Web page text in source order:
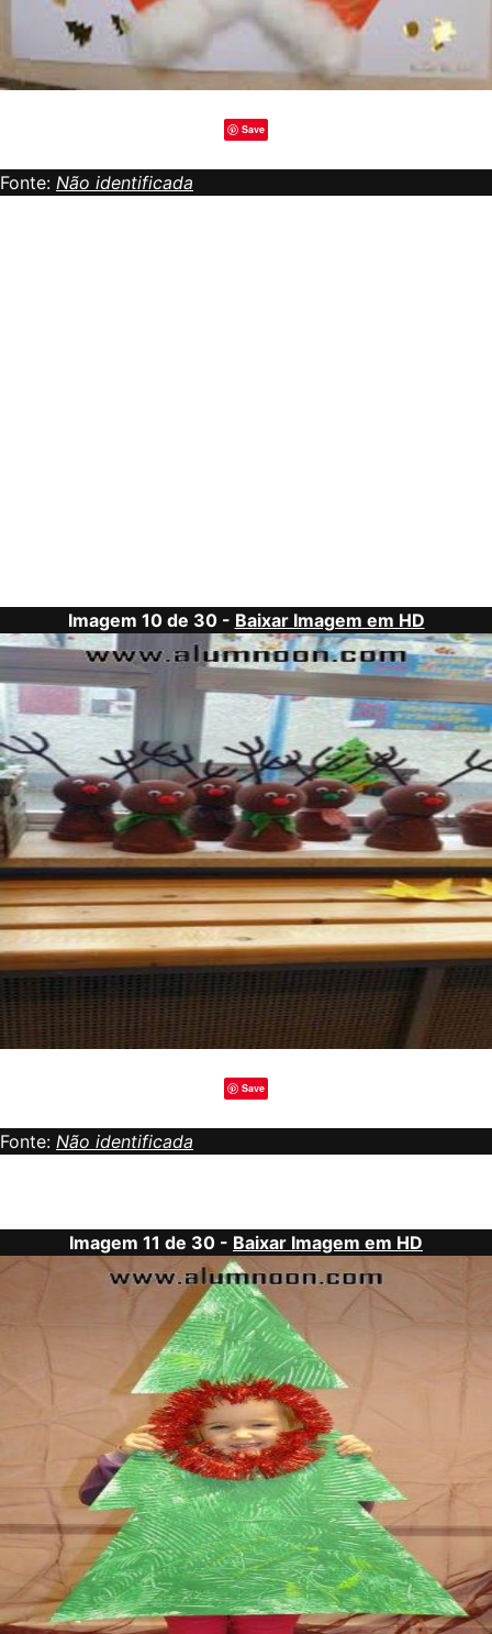
Save
Fonte: Não identificada
Imagem 10 de 30 - Baixar Imagem em HD
Save
Fonte: Não identificada
Imagem 11 de 30 - Baixar Imagem em HD